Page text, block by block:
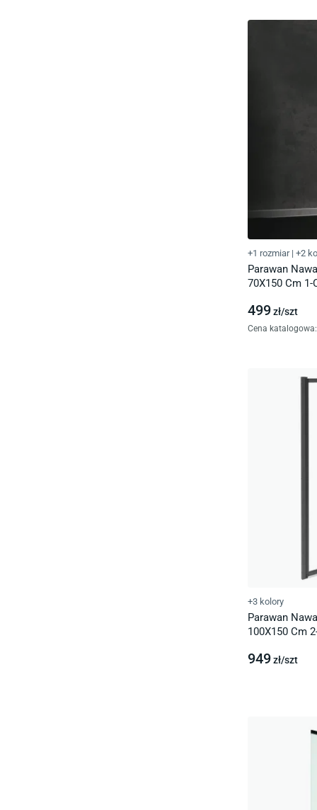
+1 rozmiar | +2
Parawan
70X150 Cm
499zł/szt
Cena katalogowa:
+3 kolory
Parawan
100X150 Cm
2S
949zł/szt